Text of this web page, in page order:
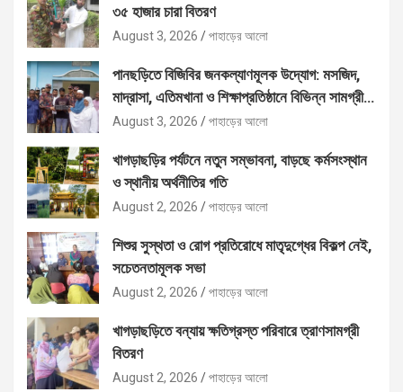
৩৫ হাজার চারা বিতরণ
August 3, 2026 পাহাড়ের আলো
পানছড়িতে বিজিবির জনকল্যাণমূলক উদ্যোগ: মসজিদ,
মাদ্রাসা, এতিমখানা ও শিক্ষাপ্রতিষ্ঠানে বিভিন্ন সামগ্রী
বিতরণ
August 3, 2026 পাহাড়ের আলো
খাগড়াছড়ির পর্যটনে নতুন সম্ভাবনা, বাড়ছে কর্মসংস্থান
ও স্থানীয় অর্থনীতির গতি
August 2, 2026 পাহাড়ের আলো
শিশুর সুস্থতা ও রোগ প্রতিরোধে মাতৃদুগ্ধের বিকল্প নেই,
সচেতনতামূলক সভা
August 2, 2026 পাহাড়ের আলো
খাগড়াছড়িতে বন্যায় ক্ষতিগ্রস্ত পরিবারে ত্রাণসামগ্রী
বিতরণ
August 2, 2026 পাহাড়ের আলো